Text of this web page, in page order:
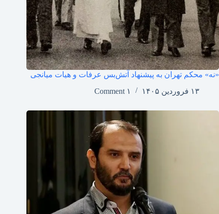
«نه» محکم تهران به پیشنهاد آتش‌بس عرفات و هیات میانجی
۱۳ فروردین ۱۴۰۵
۱ Comment